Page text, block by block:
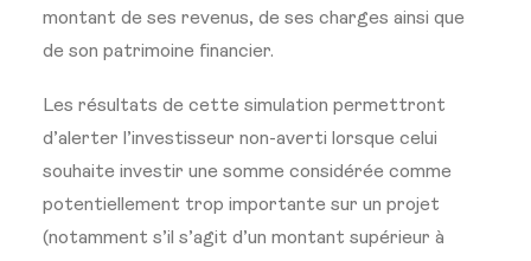
montant de ses revenus, de ses charges ainsi que
de son patrimoine financier.
Les résultats de cette simulation permettront
d’alerter l’investisseur non-averti lorsque celui
souhaite investir une somme considérée comme
potentiellement trop importante sur un projet
(notamment s’il s’agit d’un montant supérieur à